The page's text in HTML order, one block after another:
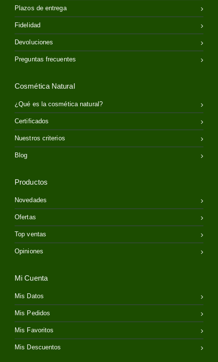
Plazos de entrega
Fidelidad
Devoluciones
Preguntas frecuentes
Cosmética Natural
¿Qué es la cosmética natural?
Certificados
Nuestros criterios
Blog
Productos
Novedades
Ofertas
Top ventas
Opiniones
Mi Cuenta
Mis Datos
Mis Pedidos
Mis Favoritos
Mis Descuentos